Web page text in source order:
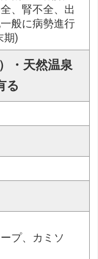
、腎不全、出
般に病勢進行
期)
・天然温泉
る
プ、カミソ